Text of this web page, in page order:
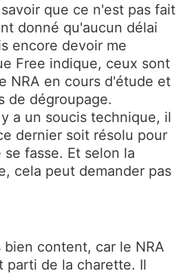
que ce n'est pas fait
donné qu'aucun délai
encore devoir me
Free indique, ceux sont
NRA en cours d'étude et
de dégroupage.
a un soucis technique, il
dernier soit résolu pour
fasse. Et selon la
cela peut demander pas
content, car le NRA
parti de la charette. Il